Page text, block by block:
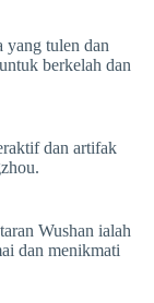
yang tulen dan
berkelah dan
dan artifak
Wushan ialah
dan menikmati